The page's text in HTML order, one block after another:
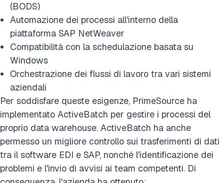
(BODS)
Automazione dei processi all'interno della
piattaforma SAP NetWeaver
Compatibilità con la schedulazione basata su
Windows
Orchestrazione dei flussi di lavoro tra vari sistemi
aziendali
Per soddisfare queste esigenze, PrimeSource ha
implementato ActiveBatch per gestire i processi del
proprio data warehouse. ActiveBatch ha anche
permesso un migliore controllo sui trasferimenti di dati
tra il software EDI e SAP, nonché l'identificazione dei
problemi e l'invio di avvisi ai team competenti. Di